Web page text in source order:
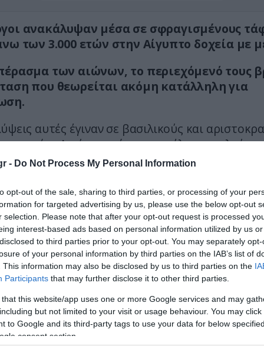
- Do Not Process My Personal Information
opt-out of the sale, sharing to third parties, or processing of your
for targeted advertising by us, please use the below opt-out
selection. Please note that after your opt-out request is processed
interest-based ads based on personal information utilized by us
to third parties prior to your opt-out. You may separately
of your personal information by third parties on the IAB’s list of
This information may also be disclosed by us to third parties on the
Participants that may further disclose it to other third parties.
that this website/app uses one or more Google services and may
but not limited to your visit or usage behaviour. You may
to Google and its third-party tags to use your data for below
consent section.
ανακάλυψαν μέσα σε σφραγισμένους
των 3.000 ετών στην Αίγυπτο δοχεία με
των αιώνων, το περιεχόμενό τους
που θεωρείται ακόμη κατάλληλη για
αυτές έγιναν σε βασιλικούς και
αρχαίας Αιγύπτου, όπου το μέλι αποτελούσε
το χρησιμοποιούσαν όχι μόνο ως
για θρησκευτικές τελετές, ως προσφορά
ως θεραπευτικό μέσο.
ότι είχε ιδιαίτερες ιδιότητες και συχνά
μέλι στους τάφους για να συνοδεύουν τους
ζωή.
στοιχείο είναι ότι το μέλι δεν
εξηγούν ότι αυτό οφείλεται στη
σύνθεση.